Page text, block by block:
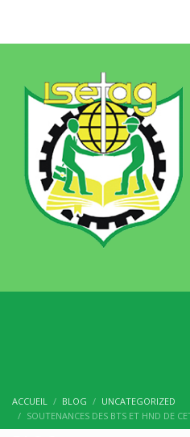
ACCUEIL BLOG
UNCATEGORIZED
SOUTENANCES DES BTS ET HND DE